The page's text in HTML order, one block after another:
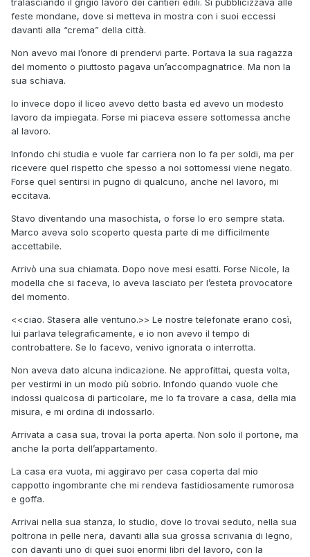
tralasciando il grigio lavoro dei cantieri edili. Si pubblicizzava alle
feste mondane, dove si metteva in mostra con i suoi eccessi
davanti alla “crema” della città.
Non avevo mai l’onore di prendervi parte. Portava la sua ragazza
del momento o piuttosto pagava un’accompagnatrice. Ma non la
sua schiava.
Io invece dopo il liceo avevo detto basta ed avevo un modesto
lavoro da impiegata. Forse mi piaceva essere sottomessa anche
al lavoro.
Infondo chi studia e vuole far carriera non lo fa per soldi, ma per
ricevere quel rispetto che spesso a noi sottomessi viene negato.
Forse quel sentirsi in pugno di qualcuno, anche nel lavoro, mi
eccitava.
Stavo diventando una masochista, o forse lo ero sempre stata.
Marco aveva solo scoperto questa parte di me difficilmente
accettabile.
Arrivò una sua chiamata. Dopo nove mesi esatti. Forse Nicole, la
modella che si faceva, lo aveva lasciato per l’esteta provocatore
del momento.
<<ciao. Stasera alle ventuno.>> Le nostre telefonate erano così,
lui parlava telegraficamente, e io non avevo il tempo di
controbattere. Se lo facevo, venivo ignorata o interrotta.
Non aveva dato alcuna indicazione. Ne approfittai, questa volta,
per vestirmi in un modo più sobrio. Infondo quando vuole che
indossi qualcosa di particolare, me lo fa trovare a casa, della mia
misura, e mi ordina di indossarlo.
Arrivata a casa sua, trovai la porta aperta. Non solo il portone, ma
anche la porta dell’appartamento.
La casa era vuota, mi aggiravo per casa coperta dal mio
cappotto ingombrante che mi rendeva fastidiosamente rumorosa
e goffa.
Arrivai nella sua stanza, lo studio, dove lo trovai seduto, nella sua
poltrona in pelle nera, davanti alla sua grossa scrivania di legno,
con davanti uno di quei suoi enormi libri del lavoro, con la